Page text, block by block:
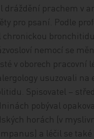
dráždění prachem v
pro psaní. Podle
nemocí se
v oborech pracovní
usuzovali na
Spisovatel –
pobýval
horách (v
a léčil se také